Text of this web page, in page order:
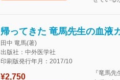
帰ってきた 竜馬先生の血液
田中 竜馬(著)
出版社：中外医学社
印刷版発行年月：2017/10
¥2,750
『竜馬